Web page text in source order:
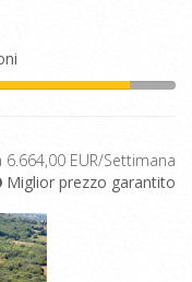
6.664,00 EUR/Settimana
Miglior prezzo garantito